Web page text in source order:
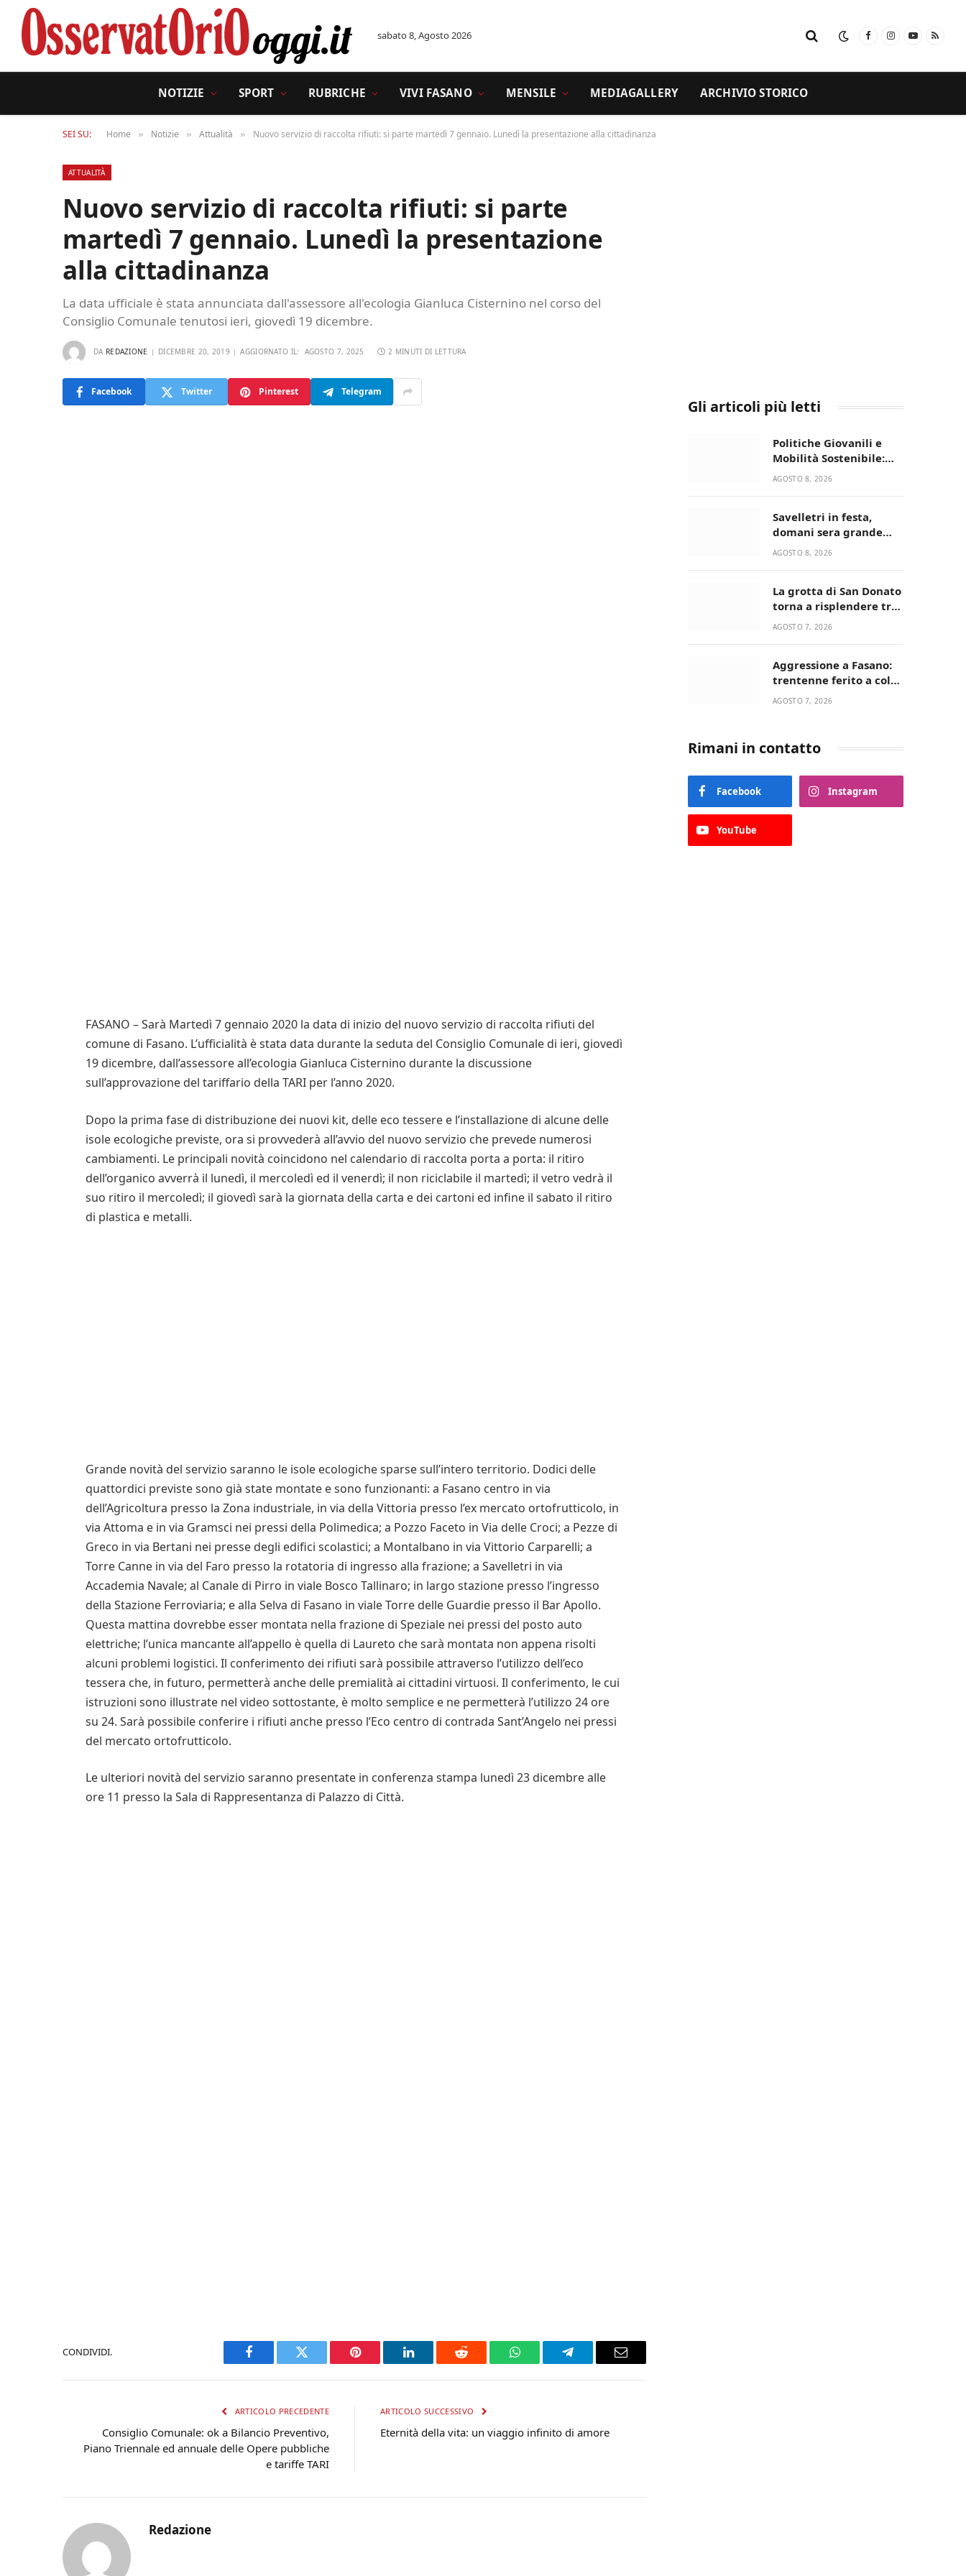
sabato 8, Agosto 2026 FacebookInstagram
YouTube
RSS
NOTIZIE SPORT RUBRICHE VIVI FASANO MENSILE MEDIAGALLERY ARCHIVIO STORICO
SEI SU: Home » Notizie » Attualità » Nuovo servizio di raccolta rifiuti: si parte martedì 7 gennaio. Lunedì la presentazione alla cittadinanza
ATTUALITÀ
Nuovo servizio di raccolta rifiuti: si parte
martedì 7 gennaio. Lunedì la presentazione
alla cittadinanza
La data ufficiale è stata annunciata dall'assessore all'ecologia Gianluca Cisternino nel corso del
Consiglio Comunale tenutosi ieri, giovedì 19 dicembre.
DA REDAZIONE DICEMBRE 20, 2019 AGGIORNATO IL: AGOSTO 7, 2025 2 MINUTI DI LETTURA
Facebook Twitter Pinterest Telegram
FASANO – Sarà Martedì 7 gennaio 2020 la data di inizio del nuovo servizio di raccolta rifiuti del
comune di Fasano. L’ufficialità è stata data durante la seduta del Consiglio Comunale di ieri, giovedì
19 dicembre, dall’assessore all’ecologia Gianluca Cisternino durante la discussione
sull’approvazione del tariffario della TARI per l’anno 2020.
Dopo la prima fase di distribuzione dei nuovi kit, delle eco tessere e l’installazione di alcune delle
isole ecologiche previste, ora si provvederà all’avvio del nuovo servizio che prevede numerosi
cambiamenti. Le principali novità coincidono nel calendario di raccolta porta a porta: il ritiro
dell’organico avverrà il lunedì, il mercoledì ed il venerdì; il non riciclabile il martedì; il vetro vedrà il
suo ritiro il mercoledì; il giovedì sarà la giornata della carta e dei cartoni ed infine il sabato il ritiro
di plastica e metalli.
Grande novità del servizio saranno le isole ecologiche sparse sull’intero territorio. Dodici delle
quattordici previste sono già state montate e sono funzionanti: a Fasano centro in via
dell’Agricoltura presso la Zona industriale, in via della Vittoria presso l’ex mercato ortofrutticolo, in
via Attoma e in via Gramsci nei pressi della Polimedica; a Pozzo Faceto in Via delle Croci; a Pezze di
Greco in via Bertani nei presse degli edifici scolastici; a Montalbano in via Vittorio Carparelli; a
Torre Canne in via del Faro presso la rotatoria di ingresso alla frazione; a Savelletri in via
Accademia Navale; al Canale di Pirro in viale Bosco Tallinaro; in largo stazione presso l’ingresso
della Stazione Ferroviaria; e alla Selva di Fasano in viale Torre delle Guardie presso il Bar Apollo.
Questa mattina dovrebbe esser montata nella frazione di Speziale nei pressi del posto auto
elettriche; l’unica mancante all’appello è quella di Laureto che sarà montata non appena risolti
alcuni problemi logistici. Il conferimento dei rifiuti sarà possibile attraverso l’utilizzo dell’eco
tessera che, in futuro, permetterà anche delle premialità ai cittadini virtuosi. Il conferimento, le cui
istruzioni sono illustrate nel video sottostante, è molto semplice e ne permetterà l’utilizzo 24 ore
su 24. Sarà possibile conferire i rifiuti anche presso l’Eco centro di contrada Sant’Angelo nei pressi
del mercato ortofrutticolo.
Le ulteriori novità del servizio saranno presentate in conferenza stampa lunedì 23 dicembre alle
ore 11 presso la Sala di Rappresentanza di Palazzo di Città.
CONDIVIDI.
Facebook Twitter Pinterest LinkedIn Reddit WhatsAppTelegram Email
ARTICOLO PRECEDENTE
Consiglio Comunale: ok a Bilancio Preventivo,
Piano Triennale ed annuale delle Opere pubbliche
e tariffe TARI
ARTICOLO SUCCESSIVO
Eternità della vita: un viaggio infinito di amore
Redazione
Gli articoli più letti
Politiche Giovanili e
Mobilità Sostenibile:
premiati gli studenti
AGOSTO 8, 2026
Savelletri in festa,
domani sera grande
spettacolo con Uccio De
AGOSTO 8, 2026
La grotta di San Donato
torna a risplendere tra
fede, natura e
AGOSTO 7, 2026
Aggressione a Fasano:
trentenne ferito a colpi
di pistola in casa
AGOSTO 7, 2026
Rimani in contatto
Facebook Instagram
YouTube